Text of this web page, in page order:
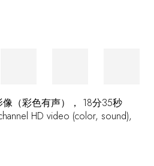
像（彩色有声）， 18分35秒
HD video (color, sound),